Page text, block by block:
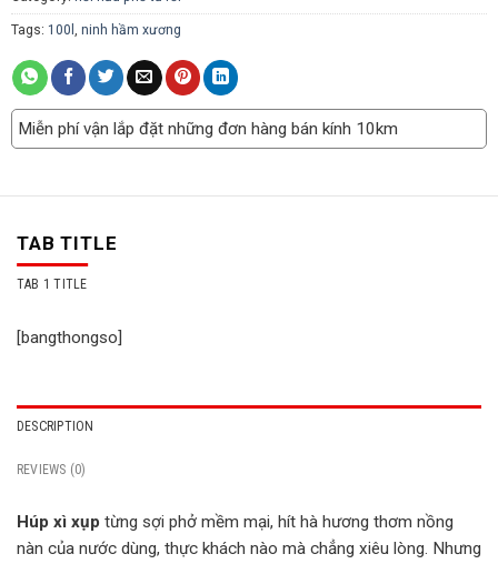
Tags: 100l ninh hầm xương
Miễn phí vận lắp đặt những đơn hàng bán kính 10km
TAB TITLE
TAB 1 TITLE
[bangthongso]
DESCRIPTION
REVIEWS (0)
Húp xì xụp từng sợi phở mềm mại, hít hà hương thơm nồng
nàn của nước dùng, thực khách nào mà chẳng xiêu lòng. Nhưng